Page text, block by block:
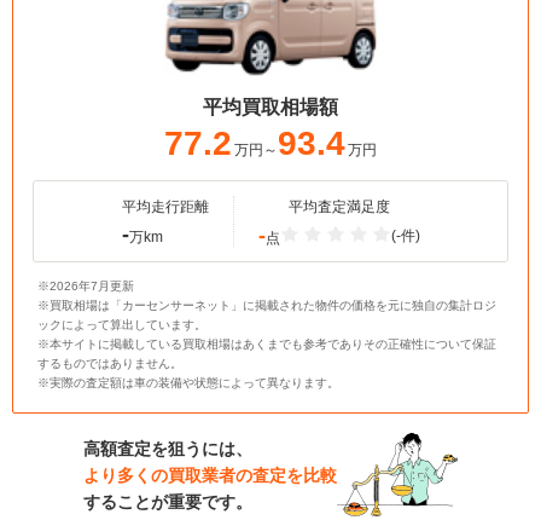
平均買取相場額
77.2 万円～ 93.4万円
平均走行距離
-万km
平均査定満足度
-点 (-件)
※2026年7月更新
※買取相場は「カーセンサーネット」に掲載された物件の価格を元に独自の集計ロジ
ックによって算出しています。
※本サイトに掲載している買取相場はあくまでも参考でありその正確性について保証
するものではありません。
※実際の査定額は車の装備や状態によって異なります。
高額査定を狙うには、
より多くの買取業者の査定を比較
することが重要です。